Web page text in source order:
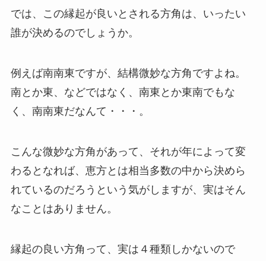
では、この縁起が良いとされる方角は、いったい
誰が決めるのでしょうか。
例えば南南東ですが、結構微妙な方角ですよね。
南とか東、などではなく、南東とか東南でもな
く、南南東だなんて・・・。
こんな微妙な方角があって、それが年によって変
わるとなれば、恵方とは相当多数の中から決めら
れているのだろうという気がしますが、実はそん
なことはありません。
縁起の良い方角って、 実は４種類しかないので